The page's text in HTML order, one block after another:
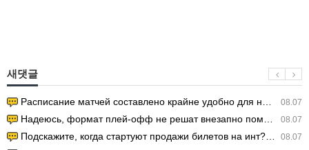
새댓글
08.07
Расписание матчей составлено крайне удобно для нашего часово…
08.07
Надеюсь, формат плей-офф не решат внезапно поменять. https:/…
08.07
Подскажите, когда стартуют продажи билетов на инт? https://g…